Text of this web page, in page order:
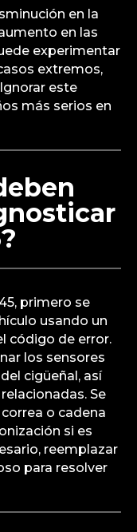
en la
en las
experimentar
extremos,
este
más serios en
primero se
usando un
código de error.
los sensores
cigüeñal, así
Se
o cadena
si es
reemplazar
para resolver